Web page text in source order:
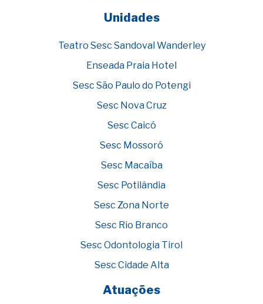
Unidades
Teatro Sesc Sandoval Wanderley
Enseada Praia Hotel
Sesc São Paulo do Potengi
Sesc Nova Cruz
Sesc Caicó
Sesc Mossoró
Sesc Macaíba
Sesc Potilândia
Sesc Zona Norte
Sesc Rio Branco
Sesc Odontologia Tirol
Sesc Cidade Alta
Atuações